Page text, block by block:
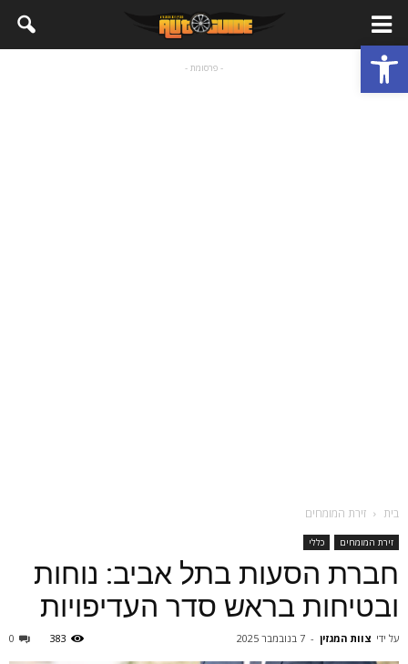
פתח סרגל נגישות - פרסומת -
בית זירת המומחים
זירת המומחים כללי
חברת הסעות בתל אביב: נוחות
ובטיחות בראש סדר העדיפויות
על ידי צוות המגזין - 7 בנובמבר 2025 0 383